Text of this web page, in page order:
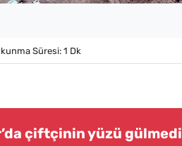
Süresi: 1 Dk
çiftçinin yüzü gülmedi